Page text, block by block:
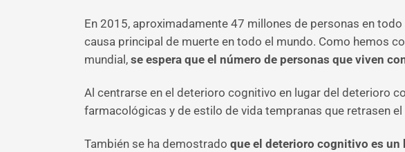
En 2015, aproximadamente 47 millones de personas en
causa principal de muerte en todo el mundo. Como hemos
mundial, se espera que el número de personas que viven
Al centrarse en el deterioro cognitivo en lugar del deterioro
farmacológicas y de estilo de vida tempranas que retrasen
También se ha demostrado que el deterioro cognitivo es un